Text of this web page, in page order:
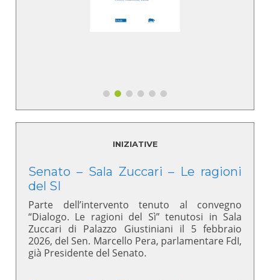
INIZIATIVE
Senato – Sala Zuccari – Le ragioni
del SI
Parte dell’intervento tenuto al convegno
“Dialogo. Le ragioni del Sì” tenutosi in Sala
Zuccari di Palazzo Giustiniani il 5 febbraio
2026, del Sen. Marcello Pera, parlamentare FdI,
già Presidente del Senato.